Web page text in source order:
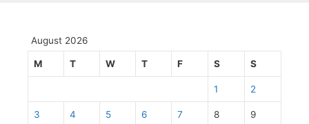
August 2026
M T W T F S S
1 2
3 4 5 6 7 8 9